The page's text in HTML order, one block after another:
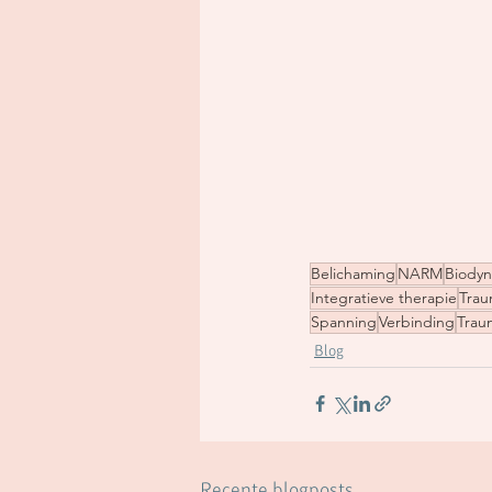
Belichaming NARM
Integratieve therapie
SpanningVerbinding
Blog